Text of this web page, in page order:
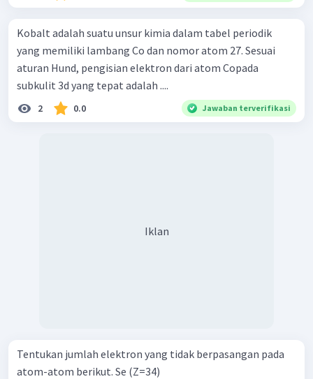
Kobalt adalah suatu unsur kimia dalam tabel periodik
yang memiliki lambang Co dan nomor atom 27. Sesuai
aturan Hund, pengisian elektron dari atom Copada
subkulit 3d yang tepat adalah ....
2 0.0 Jawaban terverifikasi
Iklan
Tentukan jumlah elektron yang tidak berpasangan pada
atom-atom berikut. Se (Z=34)